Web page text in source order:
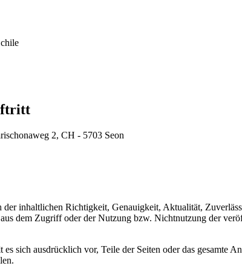
2, CH - 5703 Seon
inhaltlichen Richtigkeit, Genauigkeit, Aktualität,
dem Zugriff oder der Nutzung bzw. Nichtnutzung der
sich ausdrücklich vor, Teile der Seiten oder das gesamte